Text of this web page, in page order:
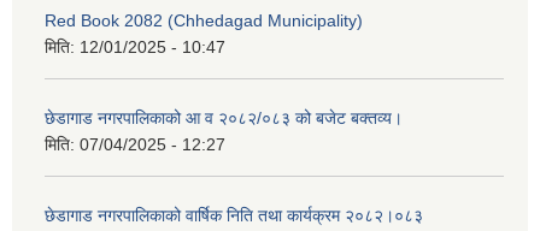
Red Book 2082 (Chhedagad Municipality)
मिति: 12/01/2025 - 10:47
छेडागाड नगरपालिकाको आ व २०८२/०८३ को बजेट बक्तव्य।
मिति: 07/04/2025 - 12:27
छेडागाड नगरपालिकाको वार्षिक निति तथा कार्यक्रम २०८२।०८३